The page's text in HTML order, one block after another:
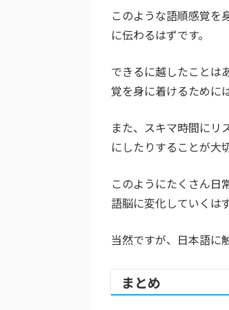
このような語順感覚を
に伝わるはずです。
できるに越したことは
覚を身に着けるために
また、スキマ時間にリ
にしたりすることが大
このようにたくさん日
語脳に変化していくは
当然ですが、日本語に
まとめ